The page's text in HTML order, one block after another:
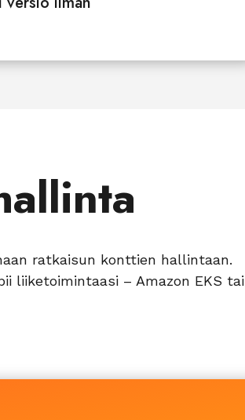
ratkaisun konttien hallintaan.
liiketoimintaasi – Amazon EKS tai